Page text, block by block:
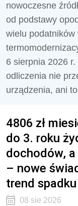
nowoczesne
od podstawy
wielu podatników
6 sierpnia 2026
odliczenia nie
urządzenia, ani
4806 zł
do 3. roku
dochodów,
– nowe
trend
08 sie 2026